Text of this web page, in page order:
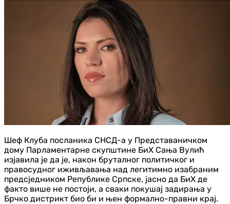
Шеф Клуба посланика СНСД-а у Представаничком
дому Парламентарне скупштине БиХ Сања Вулић
изјавила је да је, након бруталног политичког и
правосудног иживљавања над легитимно изабраним
предсједником Републике Српске, јасно да БиХ де
факто више не постоји, а сваки покушај задирања у
Брчко дистрикт био би и њен формално-правни крај.